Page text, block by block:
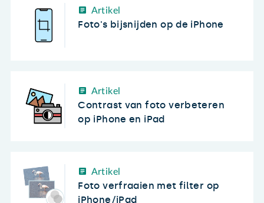
Artikel
Foto's bijsnijden op de iPhone
Artikel
Contrast van foto verbeteren
op iPhone en iPad
Artikel
Foto verfraaien met filter op
iPhone/iPad